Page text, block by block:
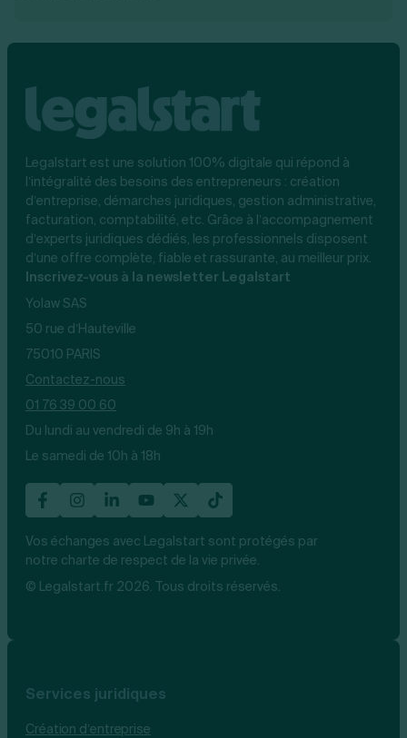
Legalstart est une solution 100% digitale qui répond à
l’intégralité des besoins des entrepreneurs : création
d’entreprise, démarches juridiques, gestion administrative,
facturation, comptabilité, etc. Grâce à l’accompagnement
d’experts juridiques dédiés, les professionnels disposent
d’une offre complète, fiable et rassurante, au meilleur prix.
Inscrivez-vous à la newsletter Legalstart
Yolaw SAS
50 rue d’Hauteville
75010 PARIS
Contactez-nous
01 76 39 00 60
Du lundi au vendredi de 9h à 19h
Le samedi de 10h à 18h
Vos échanges avec Legalstart sont protégés par
notre charte de respect de la vie privée.
© Legalstart.fr 2026. Tous droits réservés.
Services juridiques
Création d’entreprise